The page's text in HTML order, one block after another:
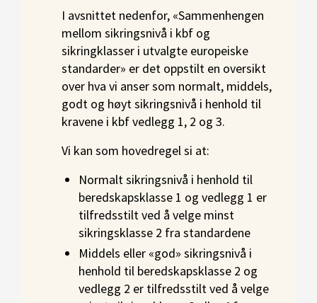
I avsnittet nedenfor, «Sammenhengen
mellom sikringsnivå i kbf og
sikringklasser i utvalgte europeiske
standarder» er det oppstilt en oversikt
over hva vi anser som normalt, middels,
godt og høyt sikringsnivå i henhold til
kravene i kbf vedlegg 1, 2 og 3.
Vi kan som hovedregel si at:
Normalt sikringsnivå i henhold til
beredskapsklasse 1 og vedlegg 1 er
tilfredsstilt ved å velge minst
sikringsklasse 2 fra standardene
Middels eller «god» sikringsnivå i
henhold til beredskapsklasse 2 og
vedlegg 2 er tilfredsstilt ved å velge